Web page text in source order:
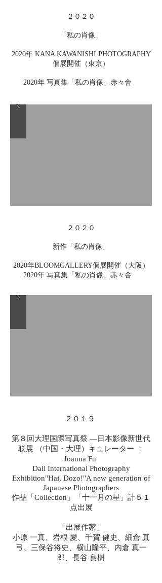
２０２０
「私の肖像」
2020年 KANA KAWANISHI PHOTOGRAPHY
個展開催（東京）
2020年 写真集「私の肖像」赤々舎
２０２０
新作「私の肖像」
2020年BLOOMGALLERY個展開催（大阪）
2020年 写真集「私の肖像」赤々舎
２０１９
第８回大理国際写真祭 —日本影像新世代
联展 （中国・大理）キュレーター ：
Joanna Fu
Dali International Photography
Exhibition"Hai, Dozo!"A new generation of
Japanese Photographers
作品「Collection」「十一月の星」計５１
点出展
「出展作家」
小原 一真、岩根 愛、千賀 健史、細倉 真
弓、三保谷将史、横山隆平、内倉 真一
郎、長谷 良樹